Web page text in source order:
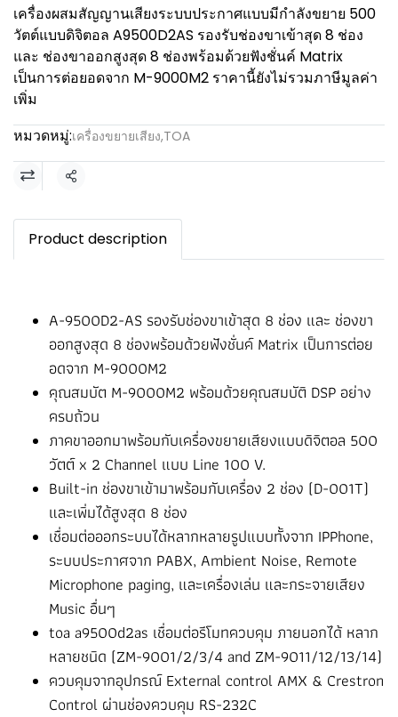
เครื่องผสมสัญญานเสียงระบบประกาศแบบมีกำลังขยาย 500
วัตต์แบบดิจิตอล A9500D2AS รองรับช่องขาเข้าสุด 8 ช่อง
และ ช่องขาออกสูงสุด 8 ช่องพร้อมด้วยฟังชั่นค์ Matrix
เป็นการต่อยอดจาก M-9000M2 ราคานี้ยังไม่รวมภาษีมูลค่า
เพิ่ม
หมวดหมู่:เครื่องขยายเสียง,TOA
แชร์
Product description
A-9500D2-AS รองรับช่องขาเข้าสุด 8 ช่อง และ ช่องขา
ออกสูงสุด 8 ช่องพร้อมด้วยฟังชั่นค์ Matrix เป็นการต่อย
อดจาก M-9000M2
คุณสมบัต M-9000M2 พร้อมด้วยคุณสมบัติ DSP อย่าง
ครบถ้วน
ภาคขาออกมาพร้อมกับเครื่องขยายเสียงแบบดิจิตอล 500
วัตต์ x 2 Channel แบบ Line 100 V.
Built-in ช่องขาเข้ามาพร้อมกับเครื่อง 2 ช่อง (D-001T)
และเพิ่มได้สูงสุด 8 ช่อง
เชื่อมต่อออกระบบได้หลากหลายรูปแบบทั้งจาก IPPhone,
ระบบประกาศจาก PABX, Ambient Noise, Remote
Microphone paging, และเครื่องเล่น และกระจายเสียง
Music อื่นๆ
toa a9500d2as เชื่อมต่อรีโมทควบคุม ภายนอกได้ หลาก
หลายชนิด (ZM-9001/2/3/4 and ZM-9011/12/13/14)
ควบคุมจากอุปกรณ์ External control AMX & Crestron
Control ผ่านช่องควบคุม RS-232C